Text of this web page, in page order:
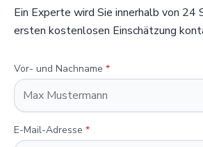
Ein Experte wird Sie innerhalb von 24
ersten kostenlosen Einschätzung
Vor- und Nachname *
E-Mail-Adresse *